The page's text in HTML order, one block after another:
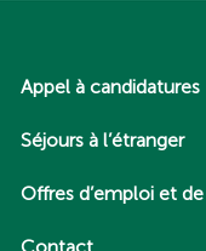
Appel à candidatures
Séjours à l’étranger
Offres d’emploi et
Contact